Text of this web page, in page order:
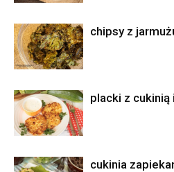
chipsy z
placki z cukinią
cukinia